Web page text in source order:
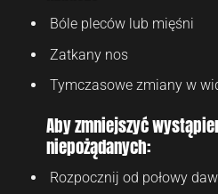
Bóle pleców lub mięśni
Zatkany nos
Tymczasowe zmiany w
Aby zmniejszyć
niepożądanych:
Rozpocznij od połowy